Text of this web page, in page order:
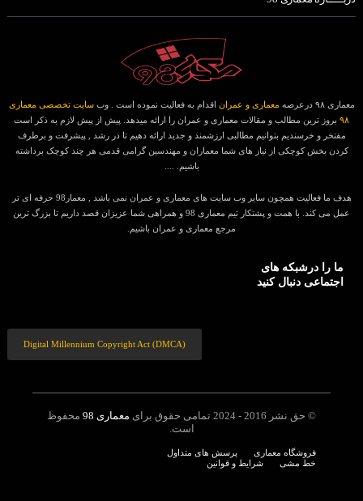
معماری ۹۸ درعرصه معماری و عمران اقدام به فعالیت نموده است . وبسایت تخصصی معماری
۹۸ بروز ترین مطالب و مقالات معماری و عمران را ارائه میدهد. پیش از پیش لازم به ذکر است
مفتخر و خرسندیم بتوانیم مطالبی ارزشمند و جدید ارائه دهیم تا در رشد , پیشرفت و برطرف
کردن بخش کوچکی از نیاز های شما معماران و مهندسین گرامی قدمی هر چند کوچک برداشته
باشیم. ....
هدف ما فعالیت همچون سایر وب سایت های معماری و عمران نمی باشد , معمار98 حرفه ای تر
عمل می کند. با همت و پشتکار تیم معماری 98 و همراهی شما عزیزان قصد داریم تا بزرگ ترین
مرجع معماری و عمران باشیم.
ما را درشبکه های
اجتماعی دنبال کنید
Digital Millennium Copyright Act (DMCA)
© حق نشر 2016 - 2024 تمامی حقوق برای معماری 98
محفوظ
است.
فروشگاه معماری
پرسش های متداول
خط مشی
شرایط و قوانین